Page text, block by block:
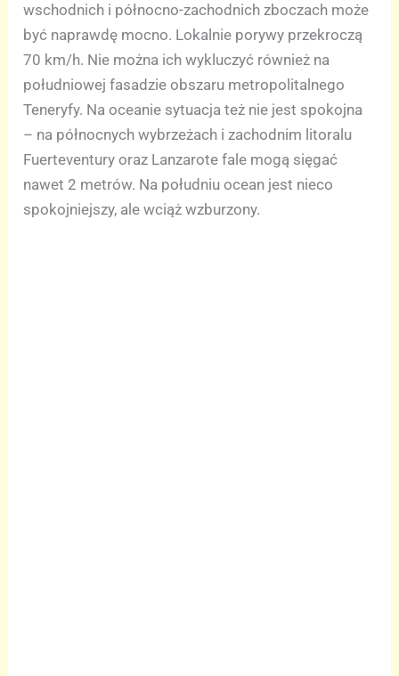
wschodnich i północno-zachodnich zboczach może
być naprawdę mocno. Lokalnie porywy przekroczą
70 km/h. Nie można ich wykluczyć również na
południowej fasadzie obszaru metropolitalnego
Teneryfy. Na oceanie sytuacja też nie jest spokojna
– na północnych wybrzeżach i zachodnim litoralu
Fuerteventury oraz Lanzarote fale mogą sięgać
nawet 2 metrów. Na południu ocean jest nieco
spokojniejszy, ale wciąż wzburzony.